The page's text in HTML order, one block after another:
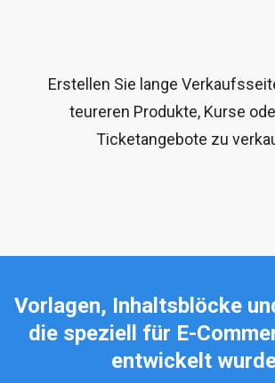
Erstellen Sie lange
teureren Produkte, Kurse
Ticketangebote zu
Vorlagen, Inhaltsblöcke
die speziell für E-
entwickelt